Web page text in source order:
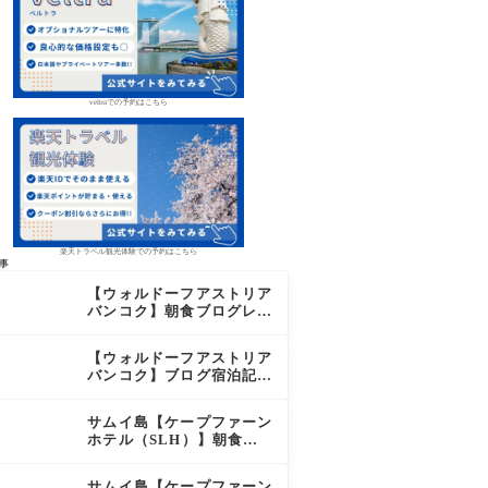
veltraでの予約はこちら
楽天トラベル観光体験での予約はこちら
【ウォルドーフアストリア
バンコク】朝食ブログレビ
ー&豊富なビュッフェを2
日間徹底レポ
【ウォルドーフアストリア
バンコク】ブログ宿泊記｜
ダイヤモンド特典まとめ
サムイ島【ケープファーン
ホテル（SLH）】朝食ブ
×至福のセミビュッフェを